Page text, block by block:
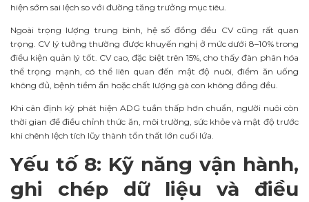
hiện sớm sai lệch so với đường tăng trưởng mục tiêu.
Ngoài trọng lượng trung bình, hệ số đồng đều CV cũng rất quan
trọng. CV lý tưởng thường được khuyến nghị ở mức dưới 8–10% trong
điều kiện quản lý tốt. CV cao, đặc biệt trên 15%, cho thấy đàn phân hóa
thể trọng mạnh, có thể liên quan đến mật độ nuôi, điểm ăn uống
không đủ, bệnh tiềm ẩn hoặc chất lượng gà con không đồng đều.
Khi cân định kỳ phát hiện ADG tuần thấp hơn chuẩn, người nuôi còn
thời gian để điều chỉnh thức ăn, môi trường, sức khỏe và mật độ trước
khi chênh lệch tích lũy thành tổn thất lớn cuối lứa.
Yếu tố 8: Kỹ năng vận hành,
ghi chép dữ liệu và điều